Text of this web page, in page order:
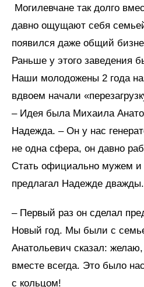
Могилевчане так долго
давно ощущают себя
появился даже общий
Раньше у этого заведения
Наши молодожены 2 года
вдвоем начали
– Идея была Михаила
Надежда. – Он у нас
не одна сфера, он давно
Стать официально мужем
предлагал Надежде дважды.
– Первый раз он сделал
Новый год. Мы были с
Анатольевич сказал:
вместе всегда. Это было
с кольцом!